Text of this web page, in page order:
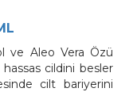
ve Aleo Vera Özü
cildini besler
cilt bariyerini